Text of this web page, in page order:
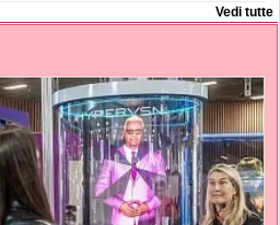
Vedi tutte